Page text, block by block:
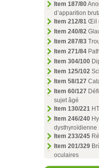
Item 187/80
d’apparition
Item 212/81 Œil
Item 240/82
Item 287/83
Item 271/84
Item 304/100
Item 125/102
Item 58/127
Item 60/127
sujet âgé
Item 130/221
Item 246/240
dysthyroïdienne
Item 233/245
Item 201/329
oculaires